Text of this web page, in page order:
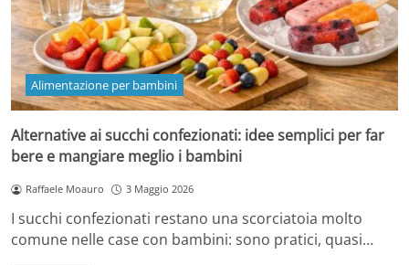
Alimentazione per bambini
Alternative ai succhi confezionati: idee semplici per far
bere e mangiare meglio i bambini
Raffaele Moauro 3 Maggio 2026
I succhi confezionati restano una scorciatoia molto
comune nelle case con bambini: sono pratici, quasi…